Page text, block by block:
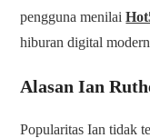
pengguna menilai
hiburan digital
Alasan Ian
Popularitas Ian tidak